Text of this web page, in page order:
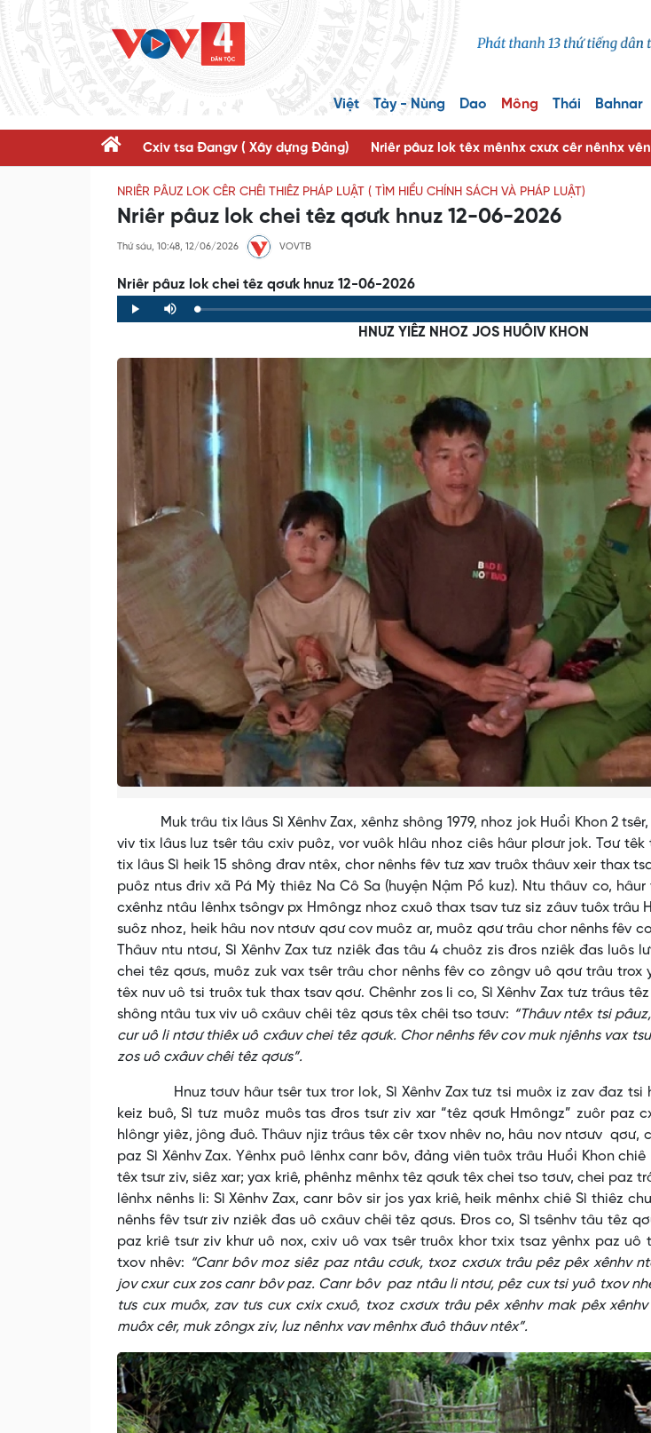
Việt Tày - Nùng Dao Mông Thái Bahnar
Cxiv tsa Đangv ( Xây dựng Đảng) Nriêr pâuz lok têx mênhx cxưx cêr nênhx
NRIÊR PÂUZ LOK CÊR CHÊI THIÊZ PHÁP LUẬT ( TÌM HIỂU CHÍNH SÁCH VÀ PHÁP LUẬT)
Nriêr pâuz lok chei têz qơưk hnuz 12-06-2026
Thứ sáu, 10:48, 12/06/2026 VOVTB
Nriêr pâuz lok chei têz qơưk hnuz 12-06-2026
Play Mute Loaded:
0%
Progress:
0%
HNUZ YIÊZ NHOZ JOS HUÔIV KHON
Muk trâu tix lâus Sì Xênhv Zax, xênhz shông 1979, nhoz jok Huổi Khon 2 tsêr,
viv tix lâus luz tsêr tâu cxiv puôz, vor vuôk hlâu nhoz ciês hâur plơưr jok. Tơư têk
tix lâus Sì heik 15 shông đrav ntêx, chor nênhs fêv tưz xav truôx thâuv xeir thax
puôz ntus đriv xã Pá Mỳ thiêz Na Cô Sa (huyện Nậm Pồ kuz). Ntu thâuv co,
cxênhz ntâu lênhx tsôngv px Hmôngz nhoz cxuô thax tsav tưz siz zâuv tuôx trâu
suôz nhoz, heik hâu nov ntơưv qơư cov muôz ar, muôz qơư trâu chor nênhs fêv
Thâuv ntu ntơư, Sì Xênhv Zax tưz nziêk đas tâu 4 chuôz zis đros nziêk đas luôs
chei têz qơưs, muôz zuk vax tsêr trâu chor nênhs fêv co zôngv uô qơư trâu trox
têx nuv uô tsi truôx tuk thax tsav qơư. Chênhr zos li co, Sì Xênhv Zax tưz trâus
shông ntâu tux viv uô cxâuv chêi têz qơưs têx chêi tso tơưv: “Thâuv ntêx tsi
cur uô li ntơư thiêx uô cxâuv chei têz qơưk. Chor nênhs fêv cov muk njênhs vax
zos uô cxâuv chêi têz qơưs”.
Hnuz tơưv hâur tsêr tux tror lok, Sì Xênhv Zax tưz tsi muôx iz zav đaz tsi
keiz buô, Sì tưz muôz muôs tas đros tsưr ziv xar “têz qơưk Hmôngz” zuôr paz
hlôngr yiêz, jông đuô. Thâuv njiz trâus têx cêr txov nhêv no, hâu nov ntơưv qơư,
paz Sì Xênhv Zax. Yênhx puô lênhx canr bôv, đảng viên tuôx trâu Huổi Khon
têx tsưr ziv, siêz xar; yax kriê, phênhz mênhx têz qơưk têx chei tso tơưv, chei paz
lênhx nênhs li: Sì Xênhv Zax, canr bôv sir jos yax kriê, heik mênhx chiê Sì thiêz
nênhs fêv tsưr ziv nziêk đas uô cxâuv chêi têz qơưs. Đros co, Sì tsênhv tâu têz
paz kriê tsưr ziv khưr uô nox, cxiv uô vax tsêr truôx khor txix tsaz yênhx paz uô
txov nhêv: “Canr bôv moz siêz paz ntâu cơưk, txoz cxơưx trâu pêz pêx xênhv
jov cxur cux zos canr bôv paz. Canr bôv paz ntâu li ntơư, pêz cux tsi yuô txov
tưs cux muôx, zav tưs cux cxix cxuô, txoz cxơưx trâu pêx xênhv mak pêx
muôx cêr, muk zôngx ziv, luz nênhx vav mênhx đuô thâuv ntêx”.